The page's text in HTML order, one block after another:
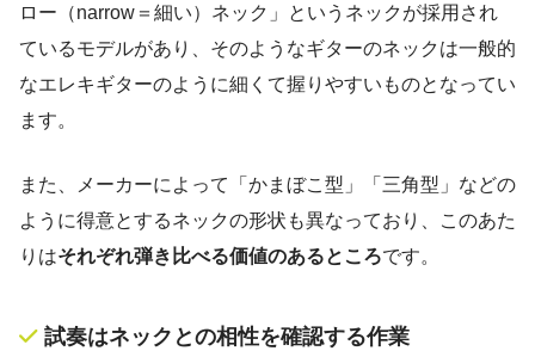
ロー（narrow＝細い）ネック」というネックが採用され
ているモデルがあり、そのようなギターのネックは一般的
なエレキギターのように細くて握りやすいものとなってい
ます。
また、メーカーによって「かまぼこ型」「三角型」などの
ように得意とするネックの形状も異なっており、このあた
りはそれぞれ弾き比べる価値のあるところです。
試奏はネックとの相性を確認する作業